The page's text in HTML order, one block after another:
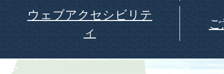
ウェブアクセシビリテ
ィ